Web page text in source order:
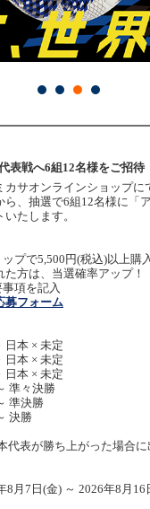
表戦へ6組12名様をご招待
カサオンラインショップに
、抽選で6組12名様に「
たします。
プで5,500円(税込)以上購
方は、当選確率アップ！
項を記入
募フォーム
日本 × 未定
日本 × 未定
日本 × 未定
準々決勝
準決勝
決勝
代表が勝ち上がった場合に
月7日(金) ～ 2026年8月16